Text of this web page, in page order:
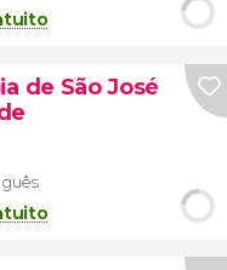
de São José